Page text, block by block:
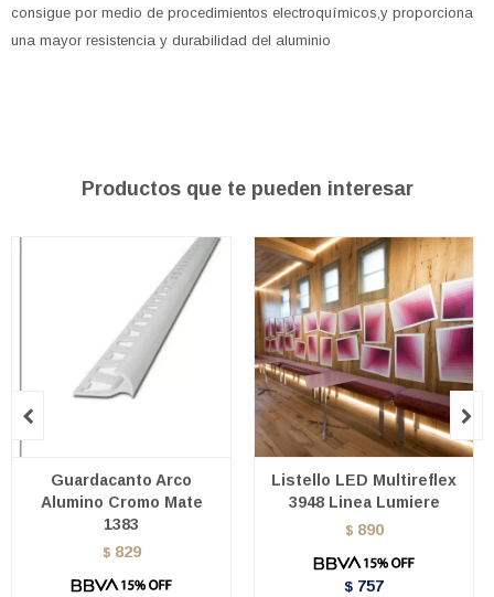
consigue por medio de procedimientos electroquímicos,y proporciona
una mayor resistencia y durabilidad del aluminio
Productos que te pueden interesar
Guardacanto Arco
Alumino Cromo Mate
1383
$ 829
Listello LED Multireflex
3948 Linea Lumiere
$ 890
$ 757
 